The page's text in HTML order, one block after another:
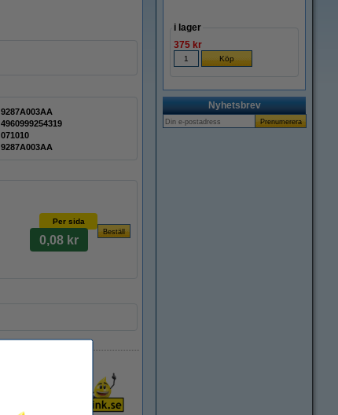
9287A003AA
4960999254319
071010
9287A003AA
Per sida
0,08 kr
i lager
375 kr
Nyhetsbrev